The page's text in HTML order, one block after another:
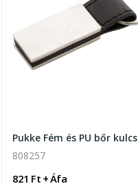
808257
821 Ft + Áfa